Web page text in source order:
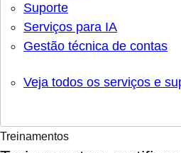
Suporte
Serviços para IA
Gestão técnica de contas
Veja todos os serviços e
Treinamentos